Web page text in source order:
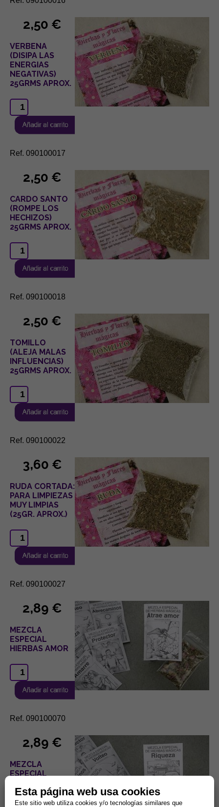
2,50 €
VERBENA
(DISIPA LAS
ENERGIAS
NEGATIVAS)
25GRMS APROX.
Ref. 090100017
2,50 €
CARDO SANTO
(ROMPE LOS
HECHIZOS)
25GRMS APROX.
Ref. 090100018
2,50 €
TOMILLO
(ALEJA MALAS
INFLUENCIAS)
25GRMS APROX.
Ref. 090100022
3,60 €
RUDA CORTADA:
PARA LIMPIEZAS
MUY LIMPIAS
(25GR. APROX.)
Ref. 090100027
2,89 €
MEZCLA
ESPECIAL
HIERBAS AMOR
Ref. 090100070
2,89 €
MEZCLA
ESPECIAL
RIQUEZA
Esta página web usa cookies
Este sitio web utiliza cookies y/o tecnologías similares que